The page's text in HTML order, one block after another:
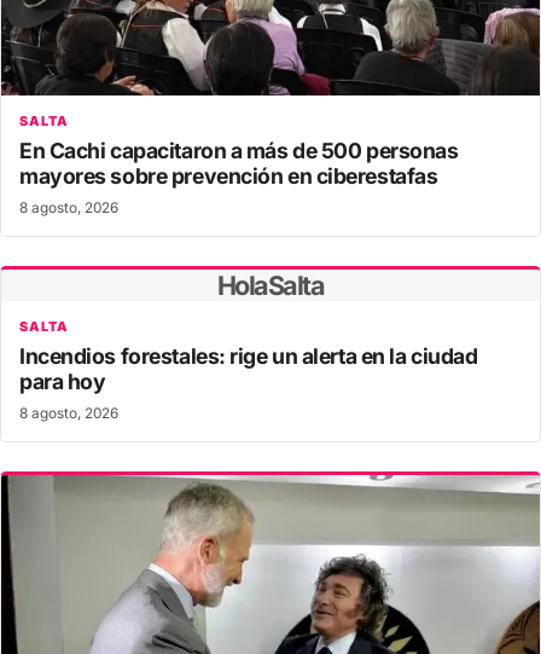
SALTA
En Cachi capacitaron a más de 500 personas
mayores sobre prevención en ciberestafas
8 agosto, 2026
HolaSalta
SALTA
Incendios forestales: rige un alerta en la ciudad
para hoy
8 agosto, 2026